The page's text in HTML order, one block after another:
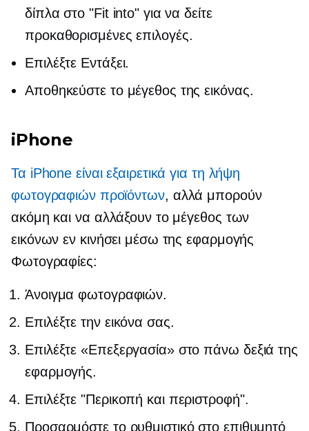
δίπλα στο "Fit into" για να δείτε
προκαθορισμένες επιλογές.
Επιλέξτε Εντάξει.
Αποθηκεύστε το μέγεθος της εικόνας.
iPhone
Τα iPhone είναι εξαιρετικά για τη λήψη
φωτογραφιών προϊόντων, αλλά μπορούν
ακόμη και να αλλάξουν το μέγεθος των
εικόνων εν κινήσει μέσω της εφαρμογής
Φωτογραφίες:
Άνοιγμα φωτογραφιών.
Επιλέξτε την εικόνα σας.
Επιλέξτε «Επεξεργασία» στοπάνω δεξιά της
εφαρμογής.
Επιλέξτε "Περικοπή και περιστροφή".
Προσαρμόστε το ρυθμιστικό στο επιθυμητό